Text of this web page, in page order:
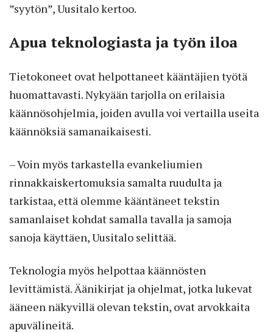
”syytön”, Uusitalo kertoo.
Apua teknologiasta ja työn iloa
Tietokoneet ovat helpottaneet kääntäjien työtä
huomattavasti. Nykyään tarjolla on erilaisia
käännösohjelmia, joiden avulla voi vertailla useita
käännöksiä samanaikaisesti.
– Voin myös tarkastella evankeliu­mien
rinnakkaiskertomuksia samalta ruudulta ja
tarkistaa, että olemme kääntäneet tekstin
samanlaiset kohdat samalla tavalla ja samoja
sanoja käyttäen, Uusitalo selittää.
Teknologia myös helpottaa käännösten
levittämistä. Äänikirjat ja ohjelmat, jotka lukevat
ääneen näkyvillä olevan tekstin, ovat arvokkaita
apuvälineitä.